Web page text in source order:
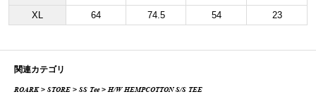
XL
64 74.5 54 23
関連カテゴリ
ROARK>STORE >SS Tee> H/W HEMPCOTTON S/S TEE